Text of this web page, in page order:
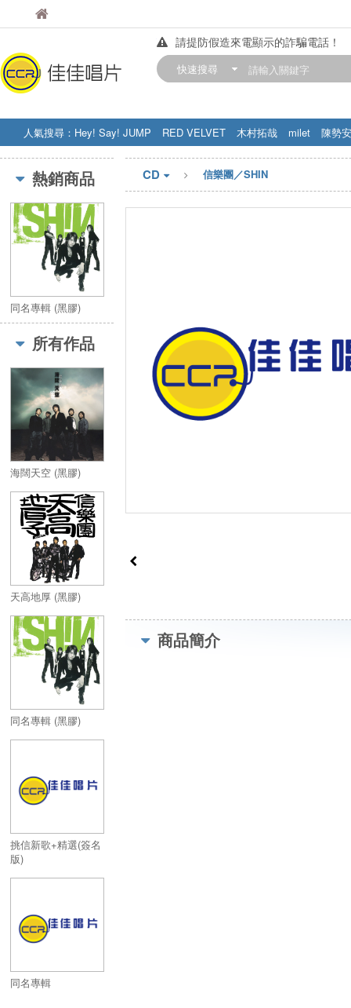
佳佳唱片
請提防假造來電顯示的詐騙電話！
【中華門市營業時間調整公告】
快速搜尋
人氣搜尋： Hey! Say! JUMP RED VELVET 木村拓哉 milet
陳勢安
STRAY KIDS
盧廣仲 周杰伦
熱銷商品
同名專輯 (黑膠)
所有作品
海闊天空 (黑膠)
天高地厚 (黑膠)
同名專輯 (黑膠)
挑信新歌+精選(簽名
版)
同名專輯
CD 信樂團／SHIN
商品簡介